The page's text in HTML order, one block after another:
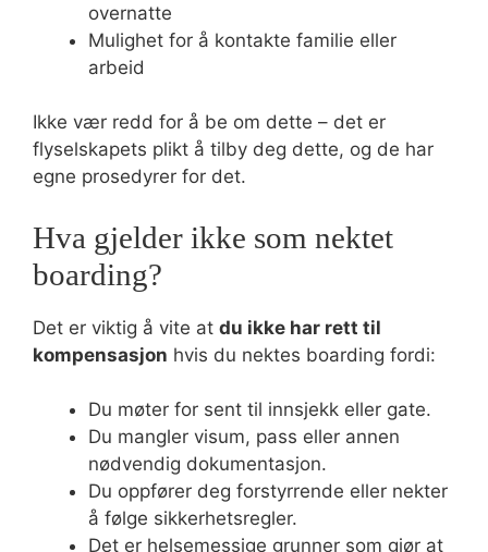
overnatte
Mulighet for å kontakte familie eller
arbeid
Ikke vær redd for å be om dette – det er
flyselskapets plikt å tilby deg dette, og de har
egne prosedyrer for det.
Hva gjelder ikke som nektet
boarding?
Det er viktig å vite at du ikke har rett til
kompensasjon hvis du nektes boarding fordi:
Du møter for sent til innsjekk eller gate.
Du mangler visum, pass eller annen
nødvendig dokumentasjon.
Du oppfører deg forstyrrende eller nekter
å følge sikkerhetsregler.
Det er helsemessige grunner som gjør at